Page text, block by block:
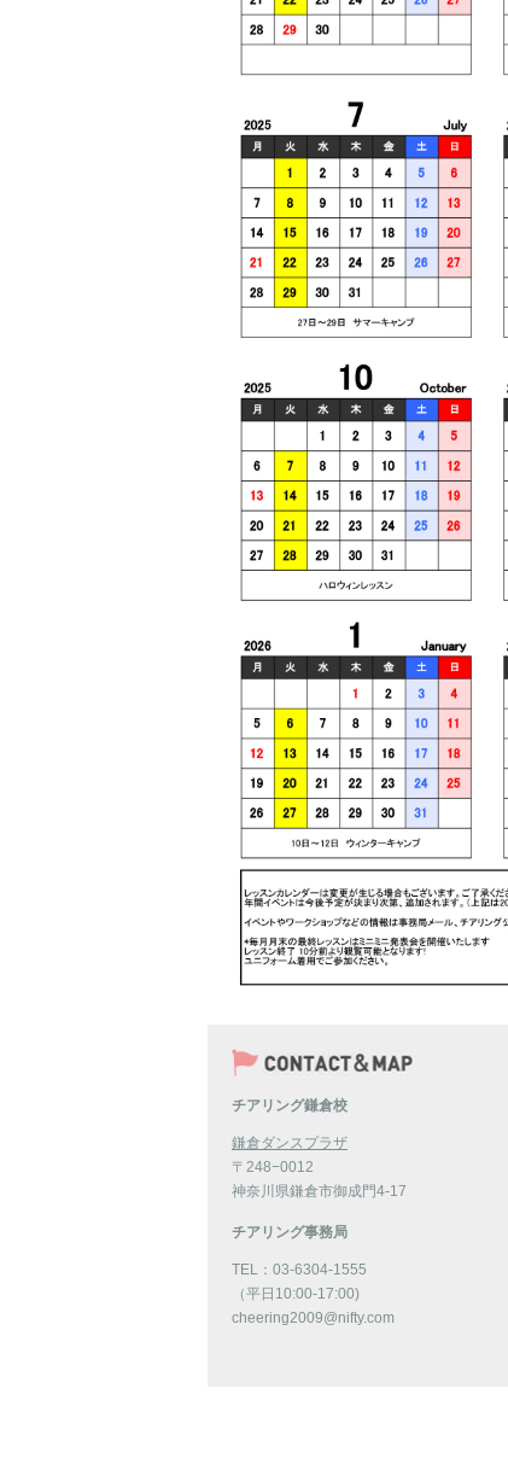
チアリング鎌倉校
鎌倉ダンスプラザ
〒248−0012
神奈川県鎌倉市御成門4-17
チアリング事務局
TEL：03-6304-1555
（平日10:00-17:00)
cheering2009@nifty.com